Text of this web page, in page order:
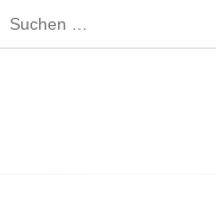
Suchen